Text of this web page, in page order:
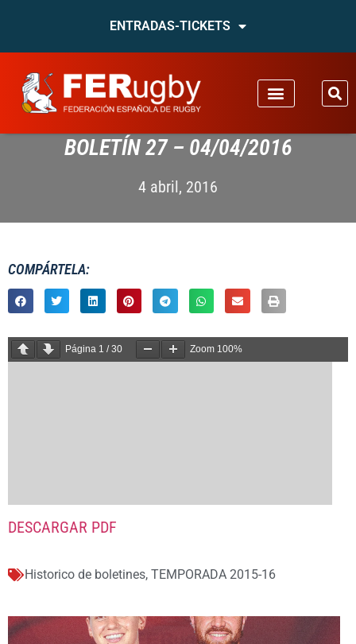
ENTRADAS-TICKETS
BOLETÍN 27 – 04/04/2016
4 abril, 2016
COMPÁRTELA:
Página 1 /30 Zoom 100%
DESCARGAR PDF
Historico de boletines, TEMPORADA 2015-16